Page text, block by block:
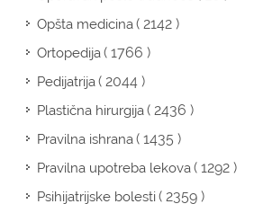
Opšta medicina( 2142 )
Ortopedija( 1766 )
Pedijatrija( 2044 )
Plastična hirurgija( 2436 )
Pravilna ishrana( 1435 )
Pravilna upotreba lekova( 1292 )
Psihijatrijske bolesti( 2359 )